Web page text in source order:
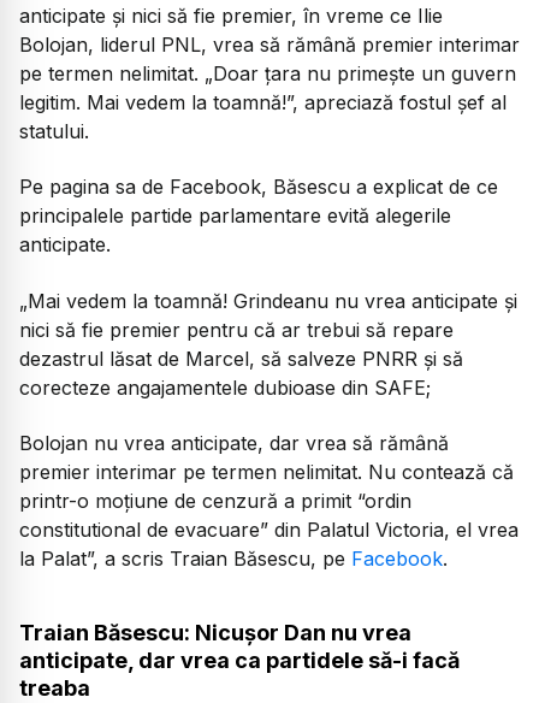
anticipate şi nici să fie premier, în vreme ce Ilie
Bolojan, liderul PNL, vrea să rămână premier interimar
pe termen nelimitat. „Doar ţara nu primeşte un guvern
legitim. Mai vedem la toamnă!”, apreciază fostul șef al
statului.
Pe pagina sa de Facebook, Băsescu a explicat de ce
principalele partide parlamentare evită alegerile
anticipate.
„Mai vedem la toamnă! Grindeanu nu vrea anticipate şi
nici să fie premier pentru că ar trebui să repare
dezastrul lăsat de Marcel, să salveze PNRR şi să
corecteze angajamentele dubioase din SAFE;
Bolojan nu vrea anticipate, dar vrea să rămână
premier interimar pe termen nelimitat. Nu contează că
printr-o moţiune de cenzură a primit “ordin
constitutional de evacuare” din Palatul Victoria, el vrea
la Palat”, a scris Traian Băsescu, pe Facebook.
Traian Băsescu: Nicușor Dan nu vrea
anticipate, dar vrea ca partidele să-i facă
treaba